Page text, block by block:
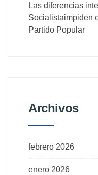
Las diferencias
Socialistaimpiden
Partido Popular
Archivos
febrero 2026
enero 2026